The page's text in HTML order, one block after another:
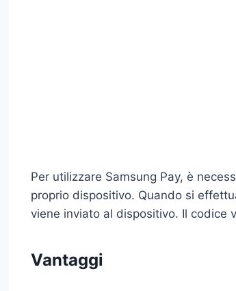
Per utilizzare Samsung Pay, è
proprio dispositivo. Quando si
viene inviato al dispositivo. Il codice
Vantaggi